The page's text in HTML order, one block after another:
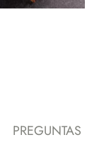
PREGUNTAS